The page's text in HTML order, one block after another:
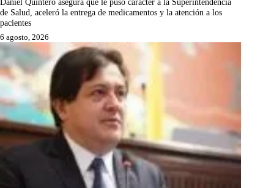
Daniel Quintero asegura que le puso carácter a la Superintendencia
de Salud, aceleró la entrega de medicamentos y la atención a los
pacientes
6 agosto, 2026